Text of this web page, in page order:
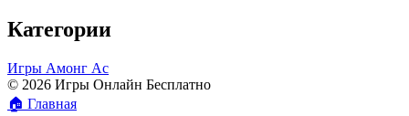
Категории
Игры Амонг Ас
© 2026 Игры Онлайн Бесплатно
🏠 Главная